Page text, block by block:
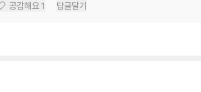
공감해요 1 답글달기